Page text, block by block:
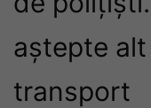
aștepte
transport